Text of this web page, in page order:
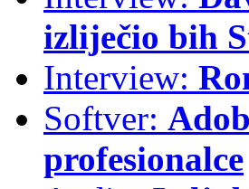
izliječio bih
Interview:
Softver:
profesionalce